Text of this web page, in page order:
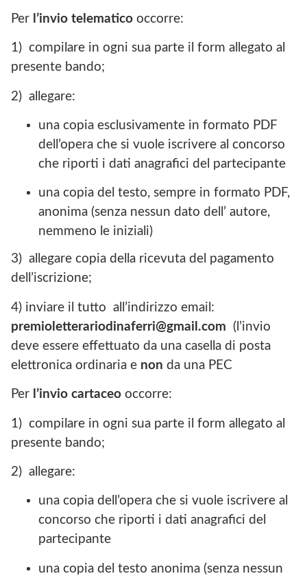
Per l’invio telematico occorre:
1) compilare in ogni sua parte il form allegato al
presente bando;
2) allegare:
una copia esclusivamente in formato PDF
dell’opera che si vuole iscrivere al concorso
che riporti i dati anagrafici del partecipante
una copia del testo, sempre in formato PDF,
anonima (senza nessun dato dell’ autore,
nemmeno le iniziali)
3) allegare copia della ricevuta del pagamento
dell’iscrizione;
4) inviare il tutto all’indirizzo email:
premioletterariodinaferri@gmail.com (l’invio
deve essere effettuato da una casella di posta
elettronica ordinaria e non da una PEC
Per l’invio cartaceo occorre:
1) compilare in ogni sua parte il form allegato al
presente bando;
2) allegare:
una copia dell’opera che si vuole iscrivere al
concorso che riporti i dati anagrafici del
partecipante
una copia del testo anonima (senza nessun